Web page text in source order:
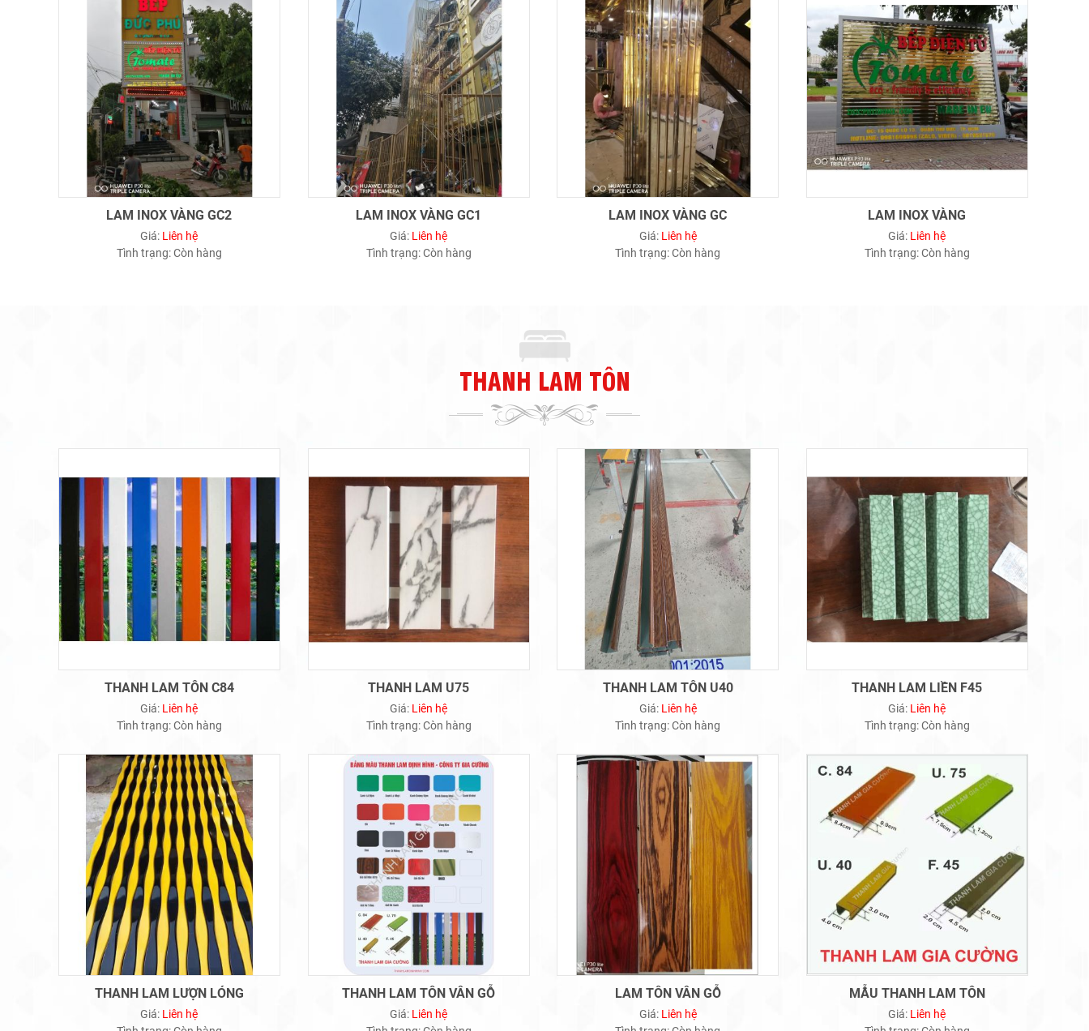
LAM INOX VÀNG GC2
Giá: Liên hệ
Tình trạng:Còn hàng
LAM INOX VÀNG GC1
Giá: Liên hệ
Tình trạng:Còn hàng
LAM INOX VÀNG GC
Giá: Liên hệ
Tình trạng:Còn hàng
LAM INOX VÀNG
Giá: Liên hệ
Tình trạng:Còn hàng
THANH LAM TÔN
THANH LAM TÔN C84
Giá: Liên hệ
Tình trạng:Còn hàng
THANH LAM U75
Giá: Liên hệ
Tình trạng:Còn hàng
THANH LAM TÔN U40
Giá: Liên hệ
Tình trạng:Còn hàng
THANH LAM LIỀN F45
Giá: Liên hệ
Tình trạng:Còn hàng
THANH LAM LƯỢN LÓNG
Giá: Liên hệ
THANH LAM TÔN VÂN GỖ
Giá: Liên hệ
LAM TÔN VÂN GỖ
Giá: Liên hệ
MẪU THANH LAM TÔN
Giá: Liên hệ